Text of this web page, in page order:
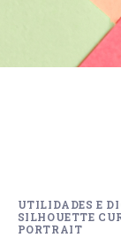
UTILIDADES E
SILHOUETTE
PORTRAIT